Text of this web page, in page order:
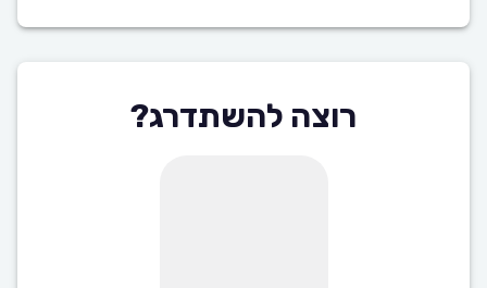
רוצה להשתדרג?